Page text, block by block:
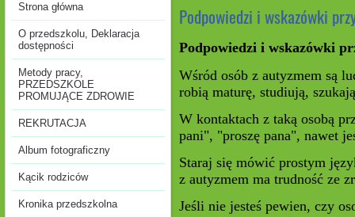
Strona główna
O przedszkolu, Deklaracja
dostępności
Metody pracy,
PRZEDSZKOLE
PROMUJĄCE ZDROWIE
REKRUTACJA
Album fotograficzny
Kącik rodziców
Kronika przedszkolna
Podpowiedzi i wskazówki
Podpowiedzi i wskazówki
Wśród osób z autyzmem są
robią maturę, studiują,
W kontaktach z taką osobą
pani", "proszę pana", nawet
Staraj się mówić prostym
z autyzmem ma trudność ze
Jeśli nie jesteś pewien, czy